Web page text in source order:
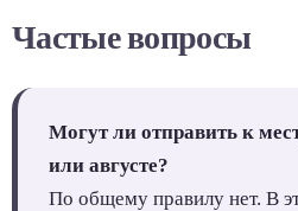
Частые вопросы
Могут ли отправить к
или августе?
По общему правилу нет. В